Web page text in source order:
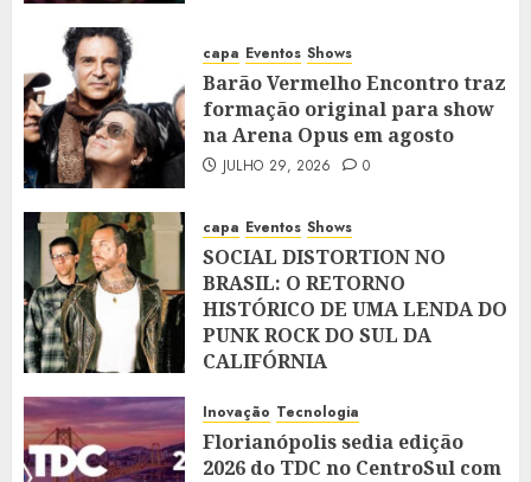
capa Eventos Shows
Barão Vermelho Encontro traz
formação original para show
na Arena Opus em agosto
JULHO 29, 2026 0
capa Eventos Shows
SOCIAL DISTORTION NO
BRASIL: O RETORNO
HISTÓRICO DE UMA LENDA DO
PUNK ROCK DO SUL DA
CALIFÓRNIA
Inovação Tecnologia
Florianópolis sedia edição
2026 do TDC no CentroSul com